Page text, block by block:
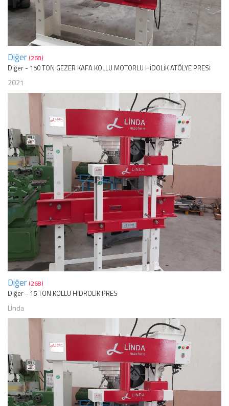
Diğer (268)
Diğer - 150 TON GEZER KAFA KOLLU MOTORLU HİDOLİK ATÖLYE PRESİ
2021
Diğer (268)
Diğer - 15 TON KOLLU HİDROLİK PRES
Lİnda